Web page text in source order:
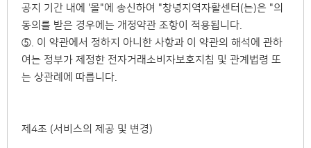
공지 기간 내에 '몰"에 송신하여 "창녕지역자활센터(는)은 "의
동의를 받은 경우에는 개정약관 조항이 적용됩니다.
⑤. 이 약관에서 정하지 아니한 사항과 이 약관의 해석에 관하
여는 정부가 제정한 전자거래소비자보호지침 및 관계법령 또
는 상관례에 따릅니다.
제4조 (서비스의 제공 및 변경)